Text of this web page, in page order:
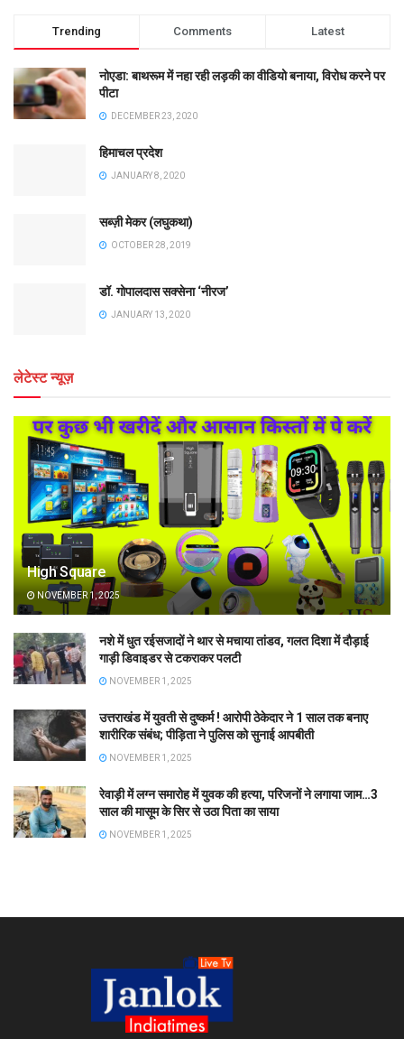
Trending Comments Latest
नोएडा: बाथरूम में नहा रही लड़की का वीडियो बनाया, विरोध करने पर
पीटा
DECEMBER 23, 2020
हिमाचल प्रदेश
JANUARY 8, 2020
सब्ज़ी मेकर (लघुकथा)
OCTOBER 28, 2019
डॉ. गोपालदास सक्सेना ‘नीरज’
JANUARY 13, 2020
लेटेस्ट न्यूज़
High Square
NOVEMBER 1, 2025
नशे में धुत रईसजादों ने थार से मचाया तांडव, गलत दिशा में दौड़ाई
गाड़ी डिवाइडर से टकराकर पलटी
NOVEMBER 1, 2025
उत्तराखंड में युवती से दुष्कर्म ! आरोपी ठेकेदार ने 1 साल तक बनाए
शारीरिक संबंध; पीड़िता ने पुलिस को सुनाई आपबीती
NOVEMBER 1, 2025
रेवाड़ी में लग्न समारोह में युवक की हत्या, परिजनों ने लगाया जाम…3
साल की मासूम के सिर से उठा पिता का साया
NOVEMBER 1, 2025